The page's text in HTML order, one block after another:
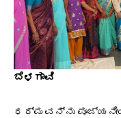
ಬೆಳಗಾವಿ
ಧರ್ಮವನ್ನು